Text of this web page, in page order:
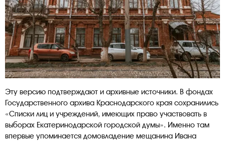
Эту версию подтверждают и архивные источники. В фондах
Государственного архива Краснодарского края сохранились
«Списки лиц и учреждений, имеющих право участвовать в
выборах Екатеринодарской городской думы». Именно там
впервые упоминается домовладение мещанина Ивана